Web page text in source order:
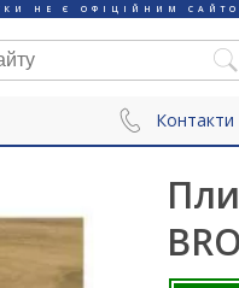
НЕ Є ОФІЦІЙНИМ
Контакти